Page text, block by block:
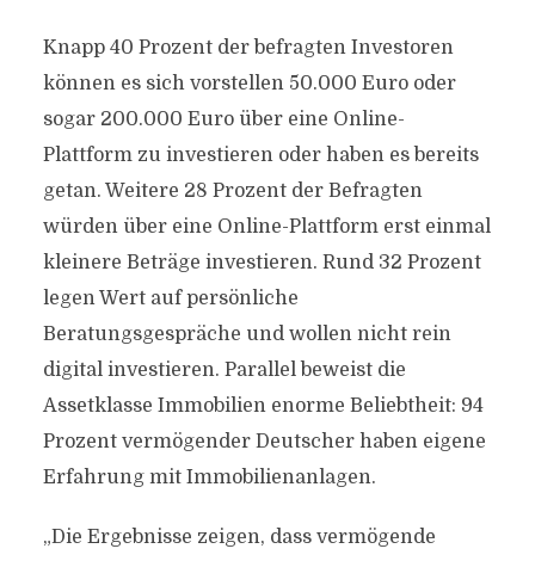
Knapp 40 Prozent der befragten Investoren
können es sich vorstellen 50.000 Euro oder
sogar 200.000 Euro über eine Online-
Plattform zu investieren oder haben es bereits
getan. Weitere 28 Prozent der Befragten
würden über eine Online-Plattform erst einmal
kleinere Beträge investieren. Rund 32 Prozent
legen Wert auf persönliche
Beratungsgespräche und wollen nicht rein
digital investieren. Parallel beweist die
Assetklasse Immobilien enorme Beliebtheit: 94
Prozent vermögender Deutscher haben eigene
Erfahrung mit Immobilienanlagen.
„Die Ergebnisse zeigen, dass vermögende